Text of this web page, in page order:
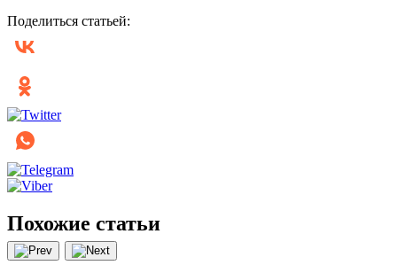
Поделиться статьей:
Похожие статьи